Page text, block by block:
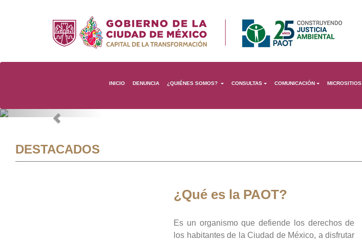
INICIO DENUNCIA ¿QUIÉNES SOMOS? CONSULTAS COMUNICACIÓN MICROSITIOS
Previous
DESTACADOS
¿Qué es la PAOT?
Es un organismo que defiende los derechos de
los habitantes de la Ciudad de México, a disfrutar